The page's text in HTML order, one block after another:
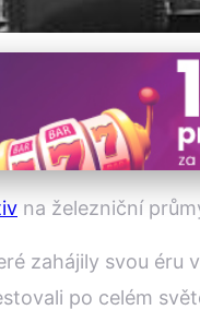
na železniční
zahájily svou éru
po celém